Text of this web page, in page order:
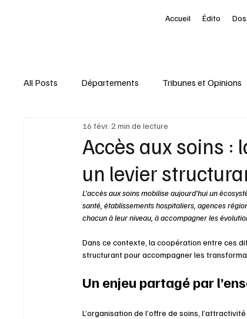
Accueil Édito
All Posts Départements Tribunes et Opinions
Nominations Entreprises
À la une des Départements
Baromètre
Accès aux soins :
un levier
16 févr. 2 min de lecture
L’accès aux soins mobilise aujourd’hui un
santé, établissements hospitaliers, agences
chacun à leur niveau, à accompagner les
Dans ce contexte, la coopération entre ces
structurant pour accompagner les
Un enjeu partagé par
L’organisation de l’offre de soins,